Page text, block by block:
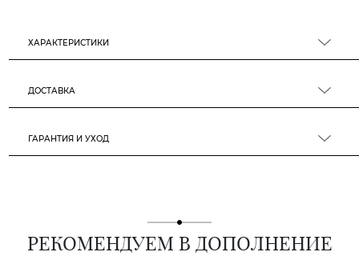
ХАРАКТЕРИСТИКИ
ДОСТАВКА
ГАРАНТИЯ И УХОД
РЕКОМЕНДУЕМ В ДОПОЛНЕНИЕ